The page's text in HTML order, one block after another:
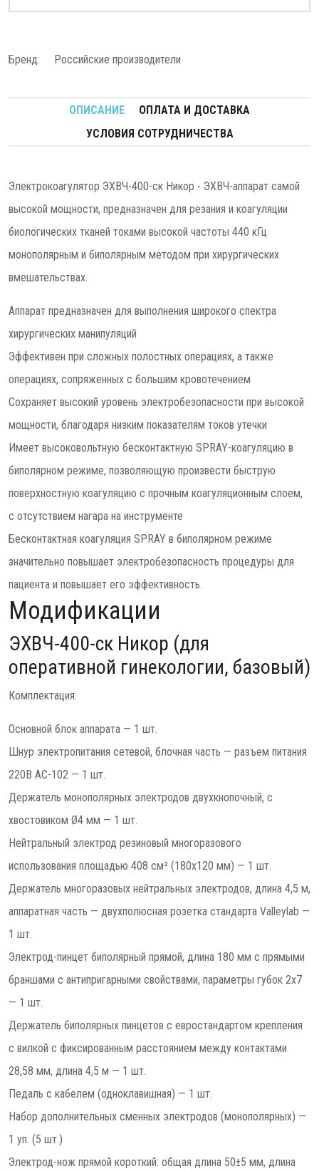
Бренд: Российские производители
ОПИСАНИЕ
ОПЛАТА И ДОСТАВКА
УСЛОВИЯ СОТРУДНИЧЕСТВА
Электрокоагулятор ЭХВЧ-400-ск Никор - ЭХВЧ-аппарат самой
высокой мощности, предназначен для резания и коагуляции
биологических тканей токами высокой частоты 440 кГц
монополярным и биполярным методом при хирургических
вмешательствах.
Аппарат предназначен для выполнения широкого спектра
хирургических манипуляций
Эффективен при сложных полостных операциях, а также
операциях, сопряженных с большим кровотечением
Сохраняет высокий уровень электробезопасности при высокой
мощности, благодаря низким показателям токов утечки
Имеет высоковольтную бесконтактную SPRAY-коагуляцию в
биполярном режиме, позволяющую произвести быструю
поверхностную коагуляцию с прочным коагуляционным слоем,
с отсутствием нагара на инструменте
Бесконтактная коагуляция SPRAY в биполярном режиме
значительно повышает электробезопасность процедуры для
пациента и повышает его эффективность.
Модификации
ЭХВЧ-400-ск Никор (для
оперативной гинекологии, базовый)
Комплектация:
Основной блок аппарата — 1 шт.
Шнур электропитания сетевой, блочная часть — разъем питания
220В AC-102 — 1 шт.
Держатель монополярных электродов двухкнопочный, с
хвостовиком Ø4 мм — 1 шт.
Нейтральный электрод резиновый многоразового
использования площадью 408 см² (180х120 мм) — 1 шт.
Держатель многоразовых нейтральных электродов, длина 4,5 м,
аппаратная часть — двухполюсная розетка стандарта Valleylab —
1 шт.
Электрод-пинцет биполярный прямой, длина 180 мм с прямыми
браншами с антипригарными свойствами, параметры губок 2х7
— 1 шт.
Держатель биполярных пинцетов с евростандартом крепления
с вилкой с фиксированным расстоянием между контактами
28,58 мм, длина 4,5 м — 1 шт.
Педаль с кабелем (одноклавишная) — 1 шт.
Набор дополнительных сменных электродов (монополярных) —
1 уп. (5 шт.)
Электрод-нож прямой короткий: общая длина 50±5 мм, длина